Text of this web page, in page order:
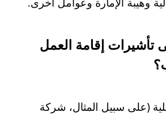
تأشيرات إقامة العمل
(على سبيل المثال، شركة